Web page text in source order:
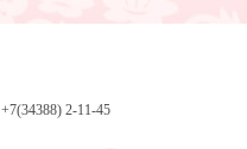
+7(34388) 2-11-45